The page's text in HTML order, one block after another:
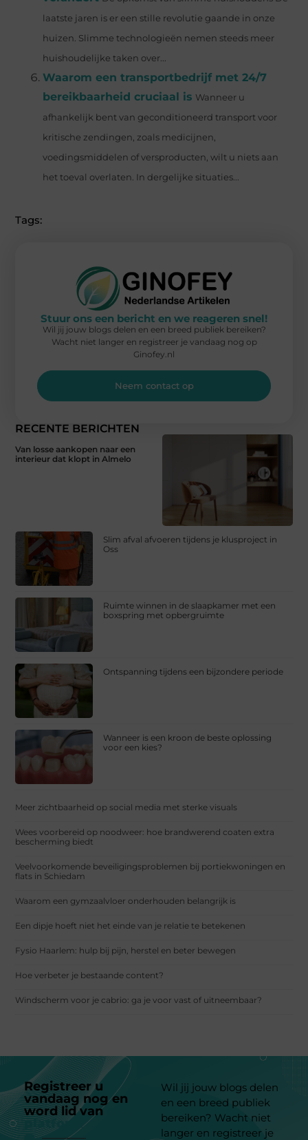
laatste jaren is er een stille revolutie gaande in onze
huizen. Slimme technologieën nemen steeds meer
huishoudelijke taken over...
Waarom een transportbedrijf met 24/7
bereikbaarheid cruciaal is Wanneer u
afhankelijk bent van geconditioneerd transport voor
kritische zendingen, zoals medicijnen,
voedingsmiddelen of versproducten, wilt u niets aan
het toeval overlaten. In dergelijke situaties...
Tags:
RECENTE BERICHTEN
Van losse aankopen naar een
interieur dat klopt in Almelo
Slim afval afvoeren tijdens je klusproject in
Oss
Ruimte winnen in de slaapkamer met een
boxspring met opbergruimte
Ontspanning tijdens een bijzondere periode
Wanneer is een kroon de beste oplossing
voor een kies?
Meer zichtbaarheid op social media met sterke visuals
Wees voorbereid op noodweer: hoe brandwerend coaten extra
bescherming biedt
Veelvoorkomende beveiligingsproblemen bij portiekwoningen en
flats in Schiedam
Waarom een gymzaalvloer onderhouden belangrijk is
Een dipje hoeft niet het einde van je relatie te betekenen
Fysio Haarlem: hulp bij pijn, herstel en beter bewegen
Hoe verbeter je bestaande content?
Windscherm voor je cabrio: ga je voor vast of uitneembaar?
Stuur ons een bericht en we reageren snel!
Wil jij jouw blogs delen en een breed publiek bereiken?
Wacht niet langer en registreer je vandaag nog op
Ginofey.nl
Neem contact op
Registreer u
vandaag nog en
word lid van
platform
Wil jij jouw blogs delen
en een breed publiek
bereiken? Wacht niet
langer en registreer je